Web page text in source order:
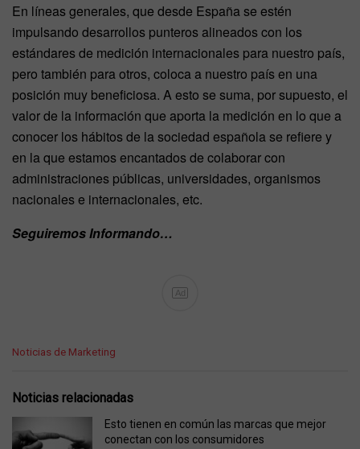
En líneas generales, que desde España se estén
impulsando desarrollos punteros alineados con los
estándares de medición internacionales para nuestro país,
pero también para otros, coloca a nuestro país en una
posición muy beneficiosa. A esto se suma, por supuesto, el
valor de la información que aporta la medición en lo que a
conocer los hábitos de la sociedad española se refiere y
en la que estamos encantados de colaborar con
administraciones públicas, universidades, organismos
nacionales e internacionales, etc.
Seguiremos Informando…
Ad
C
e
Noticias de Marketing
Noticias relacionadas
Esto tienen en común las marcas que mejor
conectan con los consumidores